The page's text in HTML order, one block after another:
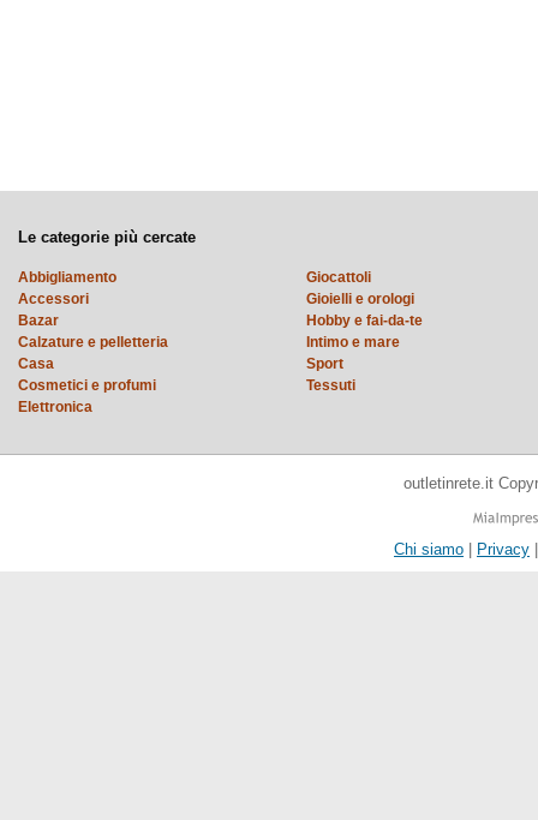
Le categorie più cercate
Abbigliamento
Accessori
Bazar
Calzature e pelletteria
Casa
Cosmetici e profumi
Elettronica
Giocattoli
Gioielli e orologi
Hobby e fai-da-te
Intimo e mare
Sport
Tessuti
outletinrete.it
Chi siamo | Privacy